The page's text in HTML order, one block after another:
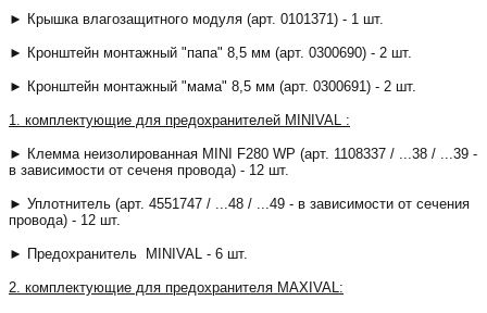
► Крышка влагозащитного модуля (арт. 0101371) - 1 шт.
► Кронштейн монтажный "папа" 8,5 мм (арт. 0300690) - 2 шт.
► Кронштейн монтажный "мама" 8,5 мм (арт. 0300691) - 2 шт.
1. комплектующие для предохранителей MINIVAL :
► Клемма неизолированная MINI F280 WP (арт. 1108337 / ...38 / ...39 -
в зависимости от сеченя провода) - 12 шт.
► Уплотнитель (арт. 4551747 / ...48 / ...49 - в зависимости от сечения
провода) - 12 шт.
► Предохранитель MINIVAL - 6 шт.
2. комплектующие для предохранителя MAXIVAL: